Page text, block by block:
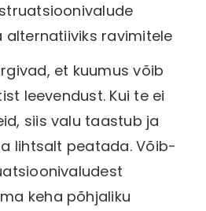
alternatiiviks ravimitele
et kuumus võib
leevendust. Kui te ei
siis valu taastub ja
lihtsalt peatada. Võib-
keha põhjaliku